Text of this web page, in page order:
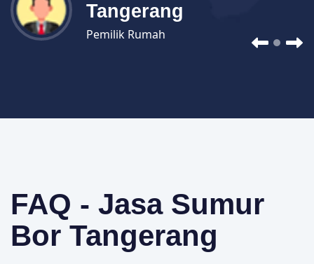
Tangerang
Pemilik Rumah
FAQ - Jasa Sumur
Bor Tangerang